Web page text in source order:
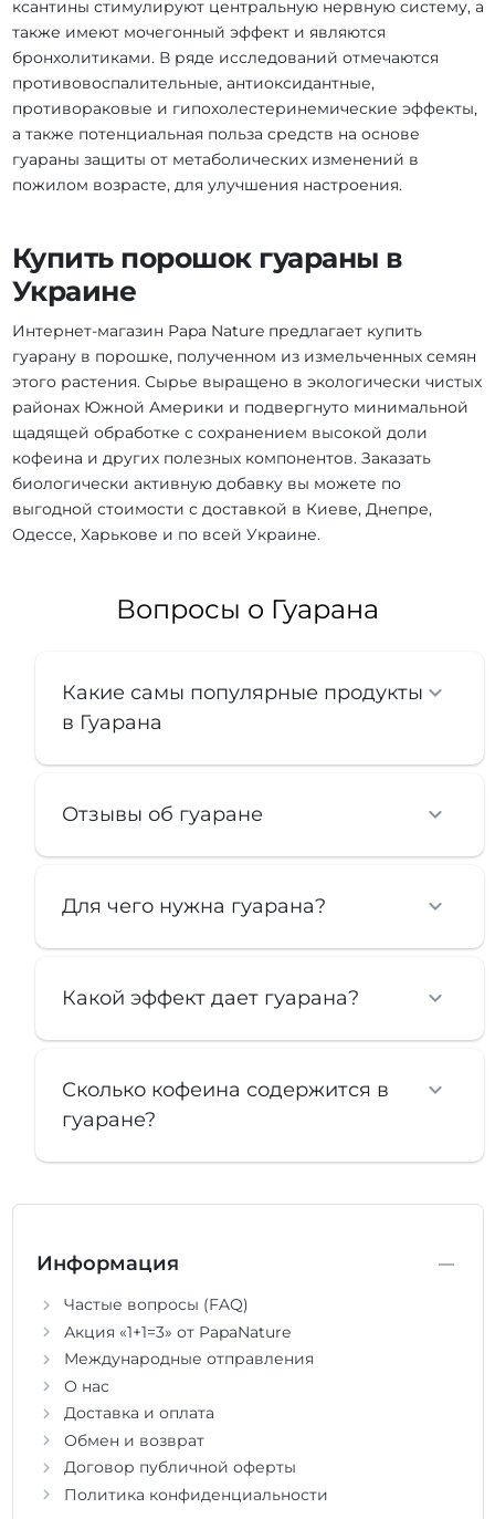
ксантины стимулируют центральную нервную систему, а
также имеют мочегонный эффект и являются
бронхолитиками. В ряде исследований отмечаются
противовоспалительные, антиоксидантные,
противораковые и гипохолестеринемические эффекты,
а также потенциальная польза средств на основе
гуараны защиты от метаболических изменений в
пожилом возрасте, для улучшения настроения.
Купить порошок гуараны в
Украине
Интернет-магазин Papa Nature предлагает купить
гуарану в порошке, полученном из измельченных семян
этого растения. Сырье выращено в экологически чистых
районах Южной Америки и подвергнуто минимальной
щадящей обработке с сохранением высокой доли
кофеина и других полезных компонентов. Заказать
биологически активную добавку вы можете по
выгодной стоимости с доставкой в Киеве, Днепре,
Одессе, Харькове и по всей Украине.
Вопросы о Гуарана
Какие самы популярные продукты
в Гуарана
Отзывы об гуаране
Для чего нужна гуарана?
Какой эффект дает гуарана?
Сколько кофеина содержится в
гуаране?
Информация
Частые вопросы (FAQ)
Акция «1+1=3» от PapaNature
Международные отправления
О нас
Доставка и оплата
Обмен и возврат
Договор публичной оферты
Политика конфиденциальности